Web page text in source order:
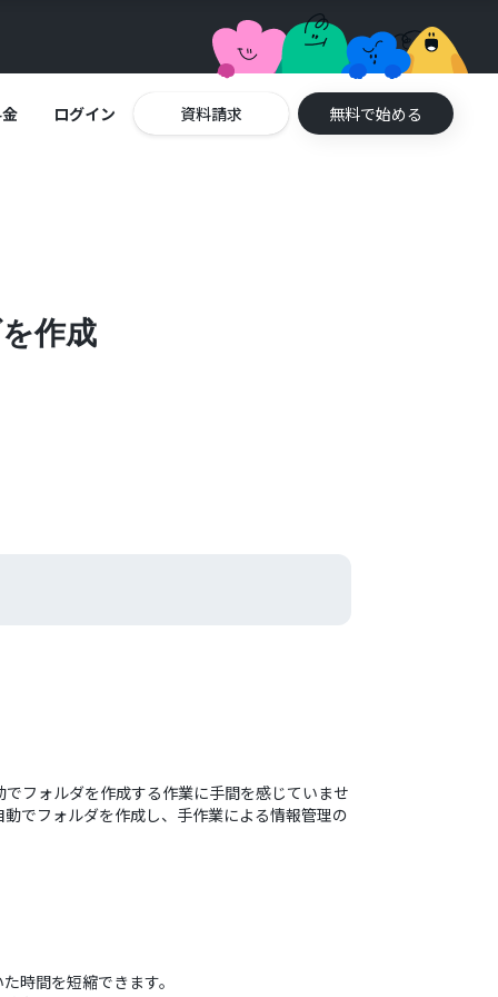
ログイン 資料請求 無料で始める
作成
フォルダを作成する作業に手間を感じていませ
でフォルダを作成し、手作業による情報管理の
時間を短縮できます。